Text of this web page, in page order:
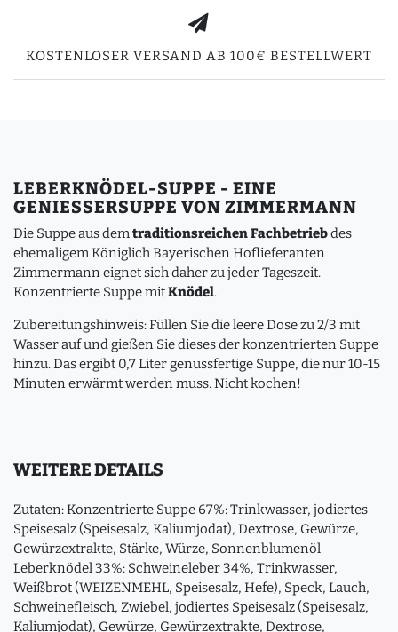
KOSTENLOSER VERSAND AB 100€ BESTELLWERT
LEBERKNÖDEL-SUPPE - EINE
GENIESSERSUPPE VON ZIMMERMANN
Die Suppe aus demtraditionsreichen Fachbetriebdes
ehemaligem Königlich Bayerischen Hoflieferanten
Zimmermann eignet sich daher zu jeder Tageszeit.
Konzentrierte Suppe mitKnödel.
Zubereitungshinweis: Füllen Sie die leere Dose zu 2/3 mit
Wasser auf und gießen Sie dieses der konzentrierten Suppe
hinzu. Das ergibt 0,7 Liter genussfertige Suppe, die nur 10-15
Minuten erwärmt werden muss. Nicht kochen!
WEITERE DETAILS
Zutaten: Konzentrierte Suppe 67%: Trinkwasser, jodiertes
Speisesalz (Speisesalz, Kaliumjodat), Dextrose, Gewürze,
Gewürzextrakte, Stärke, Würze, Sonnenblumenöl
Leberknödel 33%: Schweineleber 34%, Trinkwasser,
Weißbrot (WEIZENMEHL, Speisesalz, Hefe), Speck, Lauch,
Schweinefleisch, Zwiebel, jodiertes Speisesalz (Speisesalz,
Kaliumjodat), Gewürze, Gewürzextrakte, Dextrose,